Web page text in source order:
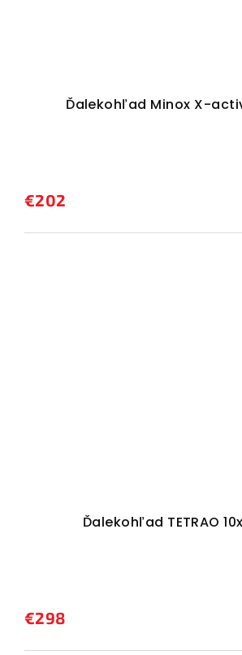
Ďalekohľad Minox X-
€202
Ďalekohľad TETRAO
€298